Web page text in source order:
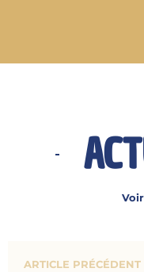
ARTICLE PRÉCÉDENT